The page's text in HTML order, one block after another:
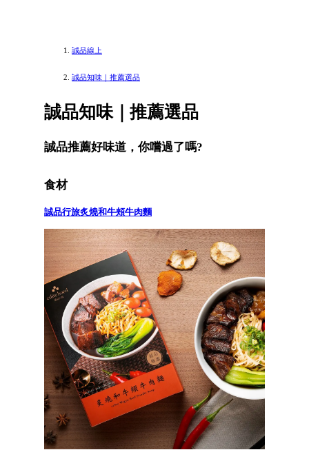
誠品線上
誠品知味｜推薦選品
誠品知味｜推薦選品
誠品推薦好味道，你嚐過了嗎?
食材
誠品行旅炙燒和牛頰牛肉麵